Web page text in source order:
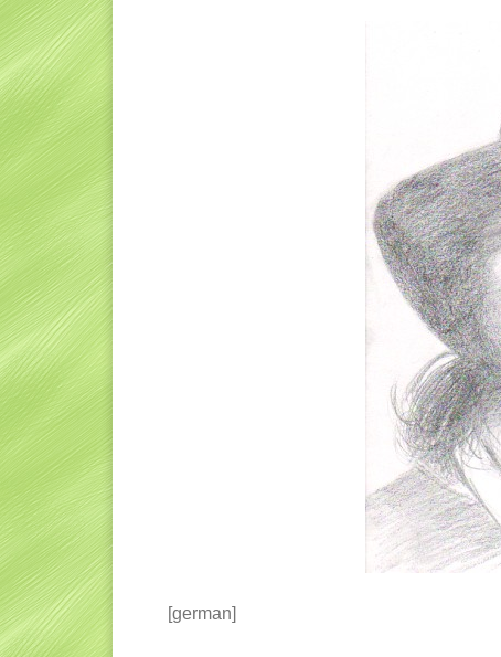
[german]